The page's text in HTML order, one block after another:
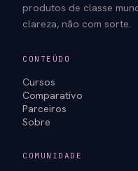
produtos de classe
clareza, não com sorte.
CONTEÚDO
Cursos
Comparativo
Parceiros
Sobre
COMUNIDADE